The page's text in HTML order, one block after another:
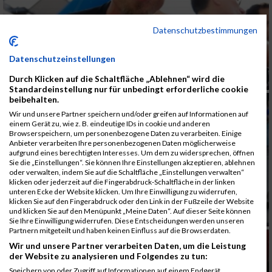
Datenschutzbestimmungen
Datenschutzeinstellungen
Durch Klicken auf die Schaltfläche „Ablehnen“ wird die
Standardeinstellung nur für unbedingt erforderliche cookie
beibehalten.
Wir und unsere Partner speichern und/oder greifen auf Informationen auf
einem Gerät zu, wie z. B. eindeutige IDs in cookie und anderen
Browserspeichern, um personenbezogene Daten zu verarbeiten. Einige
Anbieter verarbeiten Ihre personenbezogenen Daten möglicherweise
aufgrund eines berechtigten Interesses. Um dem zu widersprechen, öffnen
Sie die „Einstellungen“. Sie können Ihre Einstellungen akzeptieren, ablehnen
oder verwalten, indem Sie auf die Schaltfläche „Einstellungen verwalten“
klicken oder jederzeit auf die Fingerabdruck-Schaltfläche in der linken
unteren Ecke der Website klicken. Um Ihre Einwilligung zu widerrufen,
klicken Sie auf den Fingerabdruck oder den Link in der Fußzeile der Website
und klicken Sie auf den Menüpunkt „Meine Daten“. Auf dieser Seite können
Sie Ihre Einwilligung widerrufen. Diese Entscheidungen werden unseren
Partnern mitgeteilt und haben keinen Einfluss auf die Browserdaten.
Wir und unsere Partner verarbeiten Daten, um die Leistung
der Website zu analysieren und Folgendes zu tun: